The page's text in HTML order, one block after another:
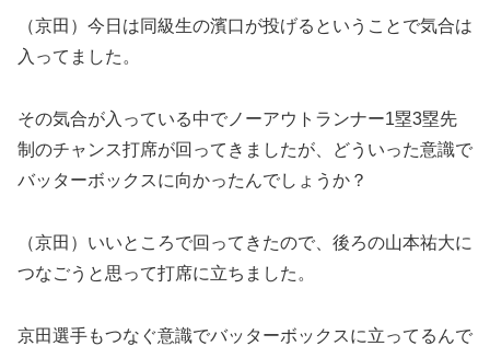
（京田）今日は同級生の濱口が投げるということで気合は
入ってました。
その気合が入っている中でノーアウトランナー1塁3塁先
制のチャンス打席が回ってきましたが、どういった意識で
バッターボックスに向かったんでしょうか？
（京田）いいところで回ってきたので、後ろの山本祐大に
つなごうと思って打席に立ちました。
京田選手もつなぐ意識でバッターボックスに立ってるんで